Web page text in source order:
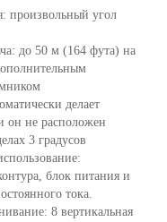
произвольный угол
до 50 м (164 фута) на
делает
он не расположен
3 градусов
блок питания и
тока.
8 вертикальная